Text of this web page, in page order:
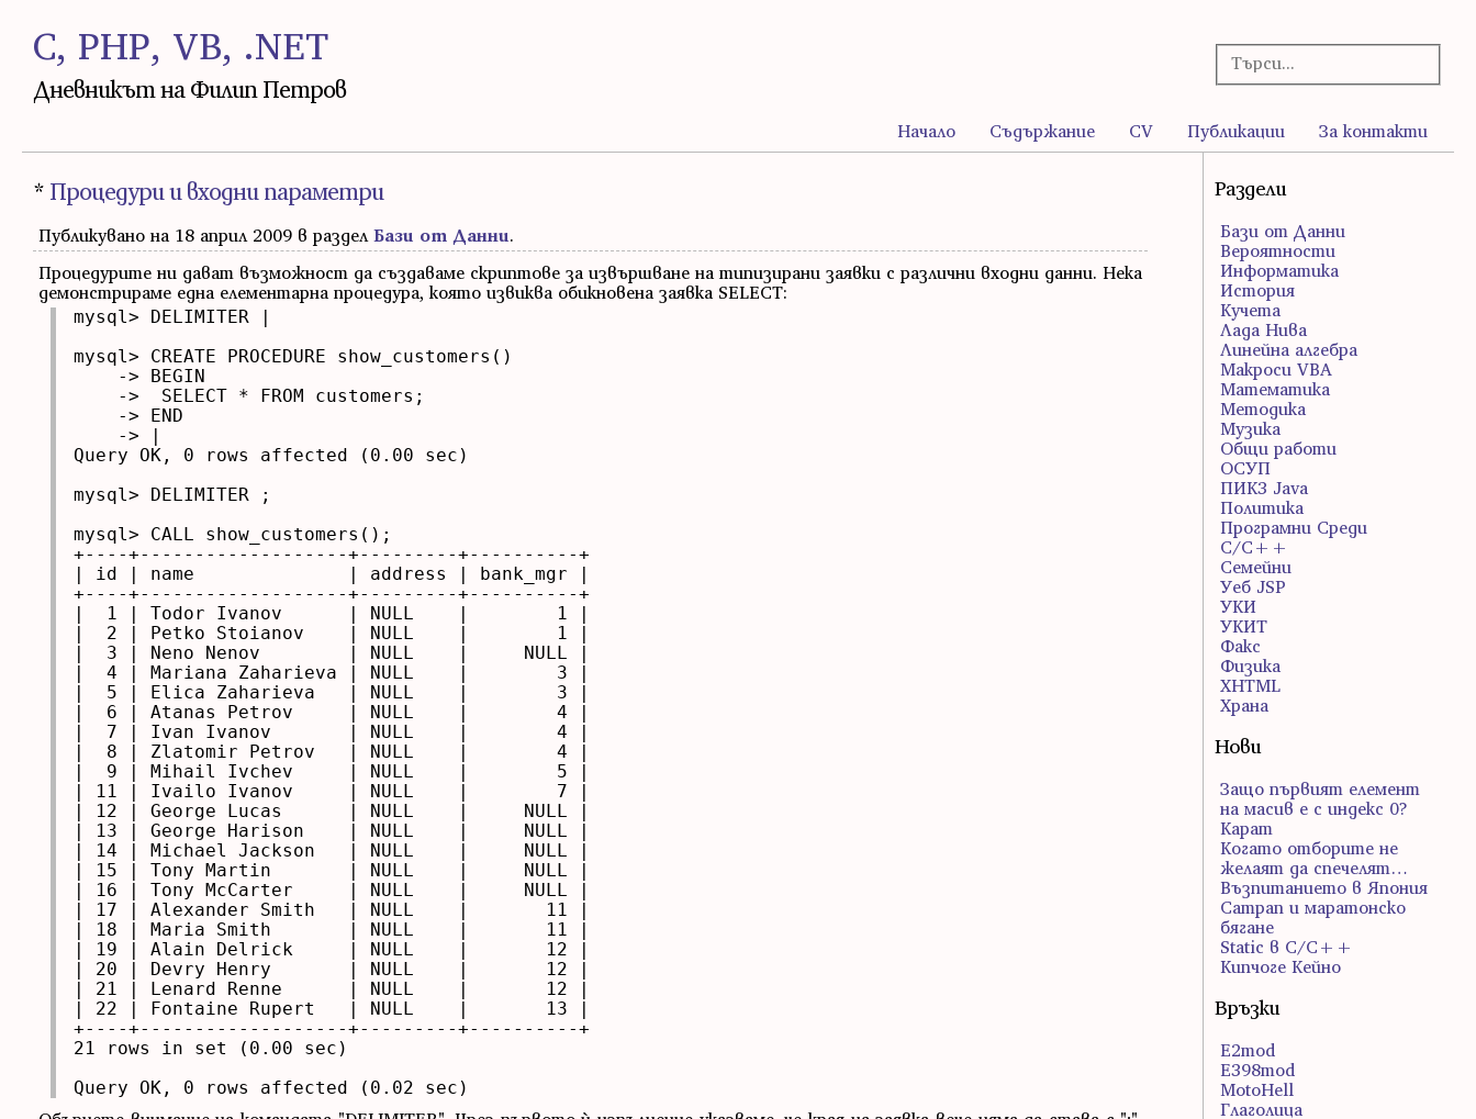
C, PHP, VB, .NET
Дневникът на Филип Петров
Начало Съдържание CV Публикации За контакти
* Процедури и входни параметри
Публикувано на 18 април 2009 в раздел Бази от Данни.
Процедурите ни дават възможност да създаваме скриптове за извършване на типизирани заявки с различни входни данни. Нека
демонстрираме една елементарна процедура, която извиква обикновена заявка SELECT:
mysql> DELIMITER |
mysql> CREATE PROCEDURE show_customers()
    -> BEGIN
    ->  SELECT * FROM customers;
    -> END
    -> |
Query OK, 0 rows affected (0.00 sec)
mysql> DELIMITER ;
mysql> CALL show_customers();
+----+-------------------+---------+----------+
| id | name              | address | bank_mgr |
+----+-------------------+---------+----------+
|  1 | Todor Ivanov      | NULL    |        1 |
|  2 | Petko Stoianov    | NULL    |        1 |
|  3 | Neno Nenov        | NULL    |     NULL |
|  4 | Mariana Zaharieva | NULL    |        3 |
|  5 | Elica Zaharieva   | NULL    |        3 |
|  6 | Atanas Petrov     | NULL    |        4 |
|  7 | Ivan Ivanov       | NULL    |        4 |
|  8 | Zlatomir Petrov   | NULL    |        4 |
|  9 | Mihail Ivchev     | NULL    |        5 |
| 11 | Ivailo Ivanov     | NULL    |        7 |
| 12 | George Lucas      | NULL    |     NULL |
| 13 | George Harison    | NULL    |     NULL |
| 14 | Michael Jackson   | NULL    |     NULL |
| 15 | Tony Martin       | NULL    |     NULL |
| 16 | Tony McCarter     | NULL    |     NULL |
| 17 | Alexander Smith   | NULL    |       11 |
| 18 | Maria Smith       | NULL    |       11 |
| 19 | Alain Delrick     | NULL    |       12 |
| 20 | Devry Henry       | NULL    |       12 |
| 21 | Lenard Renne      | NULL    |       12 |
| 22 | Fontaine Rupert   | NULL    |       13 |
+----+-------------------+---------+----------+
21 rows in set (0.00 sec)
Query OK, 0 rows affected (0.02 sec)
Раздели
Бази от Данни
Вероятности
Информатика
История
Кучета
Лада Нива
Линейна алгебра
Макроси VBA
Математика
Методика
Музика
Общи работи
ОСУП
ПИК3 Java
Политика
Програмни Среди
С/С++
Семейни
Уеб JSP
УКИ
УКИТ
Факс
Физика
ХHTML
Храна
Нови
Защо първият елемент
на масив е с индекс 0?
Карат
Когато отборите не
желаят да спечелят…
Възпитанието в Япония
Сатрап и маратонско
бягане
Static в C/C++
Кипчоге Кейно
Връзки
E2mod
E398mod
MotoHell
Глаголица